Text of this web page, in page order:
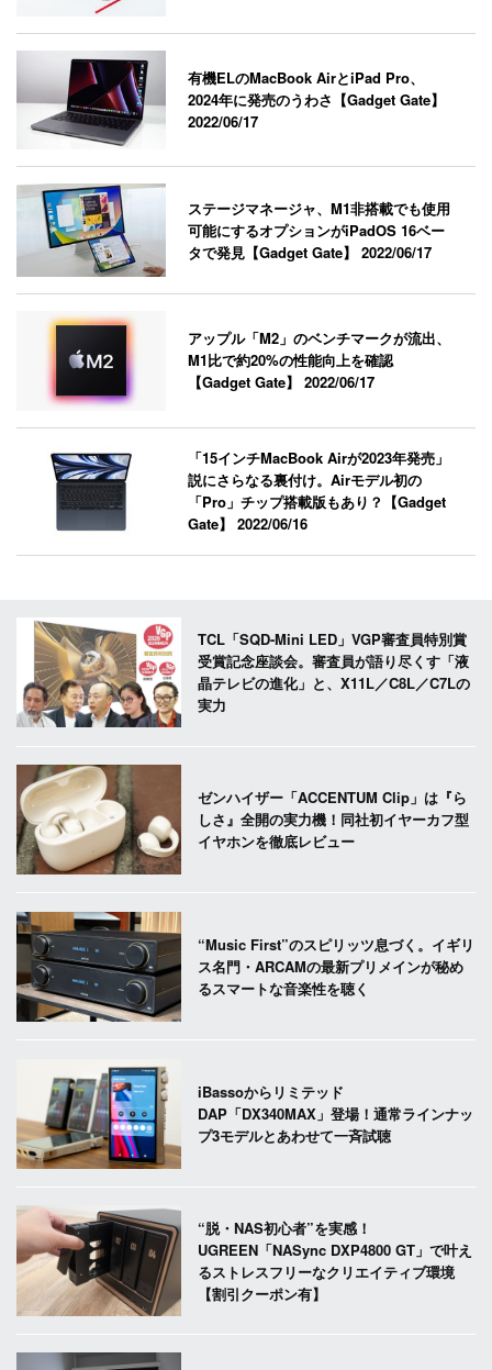
有機ELのMacBook AirとiPad Pro、
2024年に発売のうわさ【Gadget Gate】
2022/06/17
ステージマネージャ、M1非搭載でも使用
可能にするオプションがiPadOS 16ベー
タで発見【Gadget Gate】2022/06/17
アップル「M2」のベンチマークが流出、
M1比で約20%の性能向上を確認
【Gadget Gate】2022/06/17
「15インチMacBook Airが2023年発売」
説にさらなる裏付け。Airモデル初の
「Pro」チップ搭載版もあり？【Gadget
Gate】2022/06/16
TCL「SQD-Mini LED」VGP審査員特別賞
受賞記念座談会。審査員が語り尽くす「液
晶テレビの進化」と、X11L／C8L／C7Lの
実力
ゼンハイザー「ACCENTUM Clip」は『ら
しさ』全開の実力機！同社初イヤーカフ型
イヤホンを徹底レビュー
“Music First”のスピリッツ息づく。イギリ
ス名門・ARCAMの最新プリメインが秘め
るスマートな音楽性を聴く
iBassoからリミテッド
DAP「DX340MAX」登場！通常ラインナッ
プ3モデルとあわせて一斉試聴
“脱・NAS初心者”を実感！
UGREEN「NASync DXP4800 GT」で叶え
るストレスフリーなクリエイティブ環境
【割引クーポン有】